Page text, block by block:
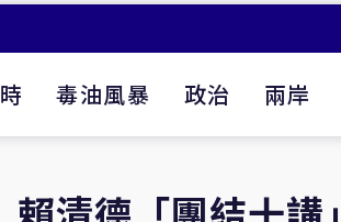
毒油風暴 政治 兩岸